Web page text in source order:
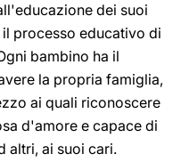
dei suoi
processo educativo di
bambino ha il
la propria famiglia,
ai quali riconoscere
d'amore e capace di
altri, ai suoi cari.